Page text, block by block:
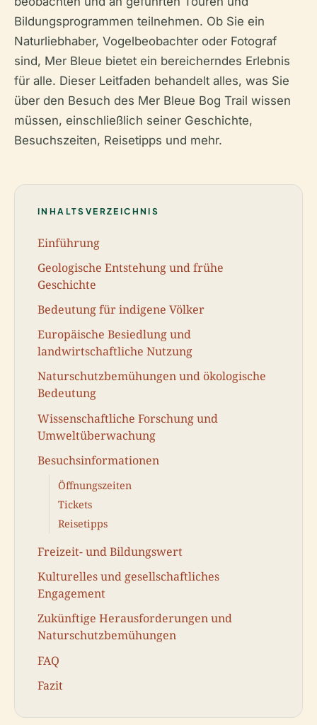
Bildungsprogrammen teilnehmen. Ob Sie ein
Naturliebhaber, Vogelbeobachter oder Fotograf
sind, Mer Bleue bietet ein bereicherndes Erlebnis
für alle. Dieser Leitfaden behandelt alles, was Sie
über den Besuch des Mer Bleue Bog Trail wissen
müssen, einschließlich seiner Geschichte,
Besuchszeiten, Reisetipps und mehr.
INHALTSVERZEICHNIS
Einführung
Geologische Entstehung und frühe
Geschichte
Bedeutung für indigene Völker
Europäische Besiedlung und
landwirtschaftliche Nutzung
Naturschutzbemühungen und ökologische
Bedeutung
Wissenschaftliche Forschung und
Umweltüberwachung
Besuchsinformationen
Öffnungszeiten
Tickets
Reisetipps
Freizeit- und Bildungswert
Kulturelles und gesellschaftliches
Engagement
Zukünftige Herausforderungen und
Naturschutzbemühungen
FAQ
Fazit